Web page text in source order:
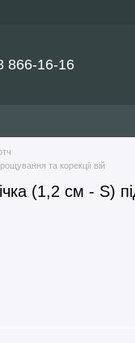
866-16-16
та корекції вій
(1,2 см - S)